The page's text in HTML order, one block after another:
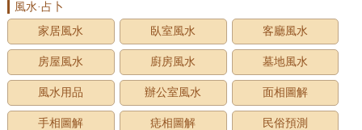
風水·占卜
家居風水
臥室風水 客廳風水
房屋風水 廚房風水 墓地風水
風水用品 辦公室風水 面相圖解
手相圖解 痣相圖解 民俗預測